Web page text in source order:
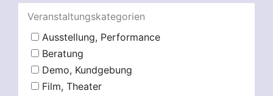
Veranstaltungskategorien
Ausstellung, Performance
Beratung
Demo, Kundgebung
Film, Theater